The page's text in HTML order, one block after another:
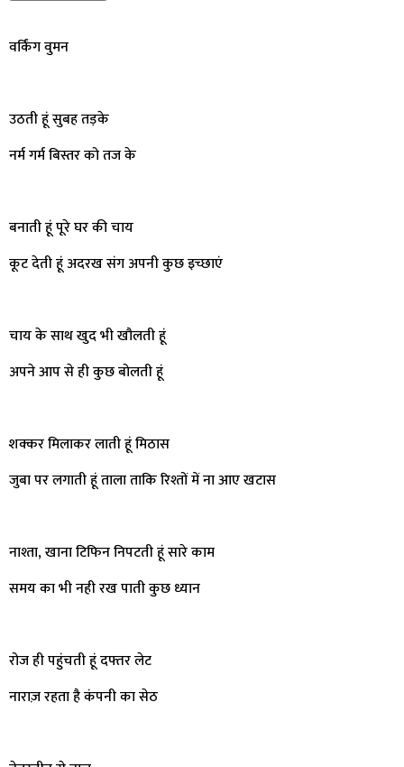
वर्किंग वुमन
उठती हूं सुबह तड़के
नर्म गर्म बिस्तर को तज के
बनाती हूं पूरे घर की चाय
कूट देती हूं अदरख संग अपनी कुछ इच्छाएं
चाय के साथ खुद भी खौलती हूं
अपने आप से ही कुछ बोलती हूं
शक्कर मिलाकर लाती हूं मिठास
जुबा पर लगाती हूं ताला ताकि रिश्तों में ना आए खटास
नाश्ता, खाना टिफिन निपटती हूं सारे काम
समय का भी नही रख पाती कुछ ध्यान
रोज ही पहुंचती हूं दफ्तर लेट
नाराज़ रहता है कंपनी का सेठ